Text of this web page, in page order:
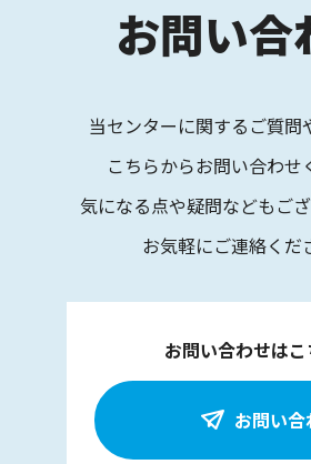
お問い合
当センターに関するご質問
こちらからお問い合わせ
気になる点や疑問などもござ
お気軽にご連絡くだ
お問い合わせは
お問い合